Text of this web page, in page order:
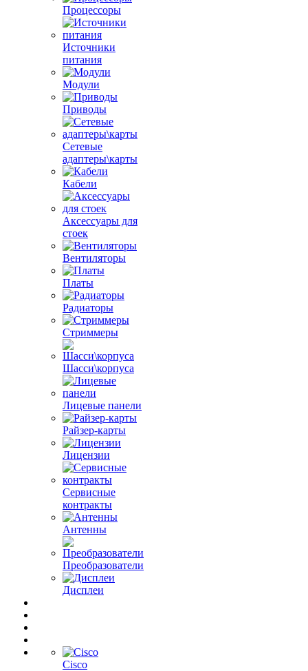
Процессоры
Источники
питания
Модули
Приводы
Сетевые
адаптеры\карты
Кабели
Аксессуары для
стоек
Вентиляторы
Платы
Радиаторы
Стриммеры
Шасси\корпуса
Лицевые панели
Райзер-карты
Лицензии
Сервисные
контракты
Антенны
Преобразователи
Дисплеи
Cisco